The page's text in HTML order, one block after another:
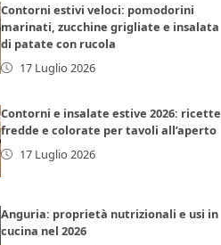
Contorni estivi veloci: pomodorini
marinati, zucchine grigliate e insalata
di patate con rucola
17 Luglio 2026
Contorni e insalate estive 2026: ricette
fredde e colorate per tavoli all’aperto
17 Luglio 2026
Anguria: proprietà nutrizionali e usi in
cucina nel 2026